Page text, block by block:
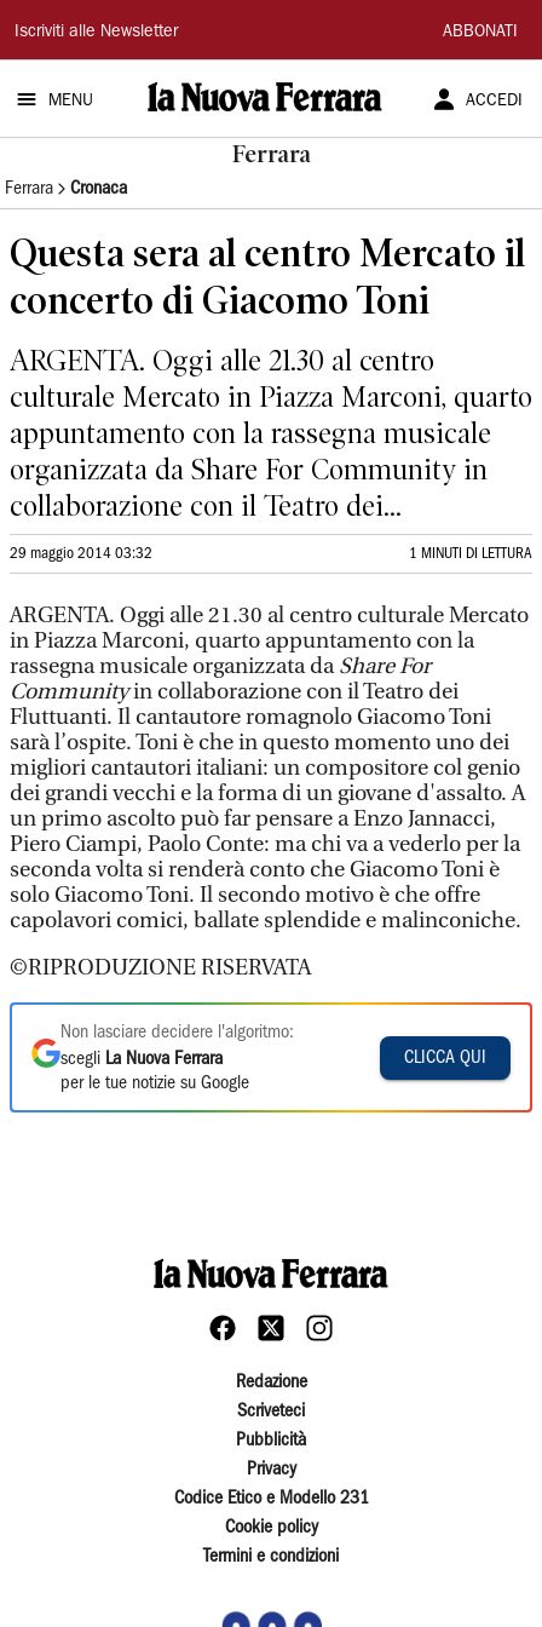
La
Nuova
Ferrara
Iscriviti alle Newsletter ABBONATI
MENU ACCEDI
Ferrara
Ferrara Cronaca
Questa sera al centro Mercato il
concerto di Giacomo Toni
ARGENTA. Oggi alle 21.30 al centro
culturale Mercato in Piazza Marconi, quarto
appuntamento con la rassegna musicale
organizzata da Share For Community in
collaborazione con il Teatro dei...
29 maggio 2014 03:32 1 MINUTI DI LETTURA
ARGENTA. Oggi alle 21.30 al centro culturale Mercato
in Piazza Marconi, quarto appuntamento con la
rassegna musicale organizzata daShare For
Communityin collaborazione con il Teatro dei
Fluttuanti. Il cantautore romagnolo Giacomo Toni
sarà l’ospite. Toni è che in questo momento uno dei
migliori cantautori italiani: un compositore col genio
dei grandi vecchi e la forma di un giovane d'assalto. A
un primo ascolto può far pensare a Enzo Jannacci,
Piero Ciampi, Paolo Conte: ma chi va a vederlo per la
seconda volta si renderà conto che Giacomo Toni è
solo Giacomo Toni. Il secondo motivo è che offre
capolavori comici, ballate splendide e malinconiche.
©RIPRODUZIONE RISERVATA
Non lasciare decidere l'algoritmo:
scegli La Nuova Ferrara
per le tue notizie su Google
CLICCA QUI
Redazione
Scriveteci
Pubblicità
Privacy
Codice Etico e Modello 231
Cookie policy
Termini e condizioni